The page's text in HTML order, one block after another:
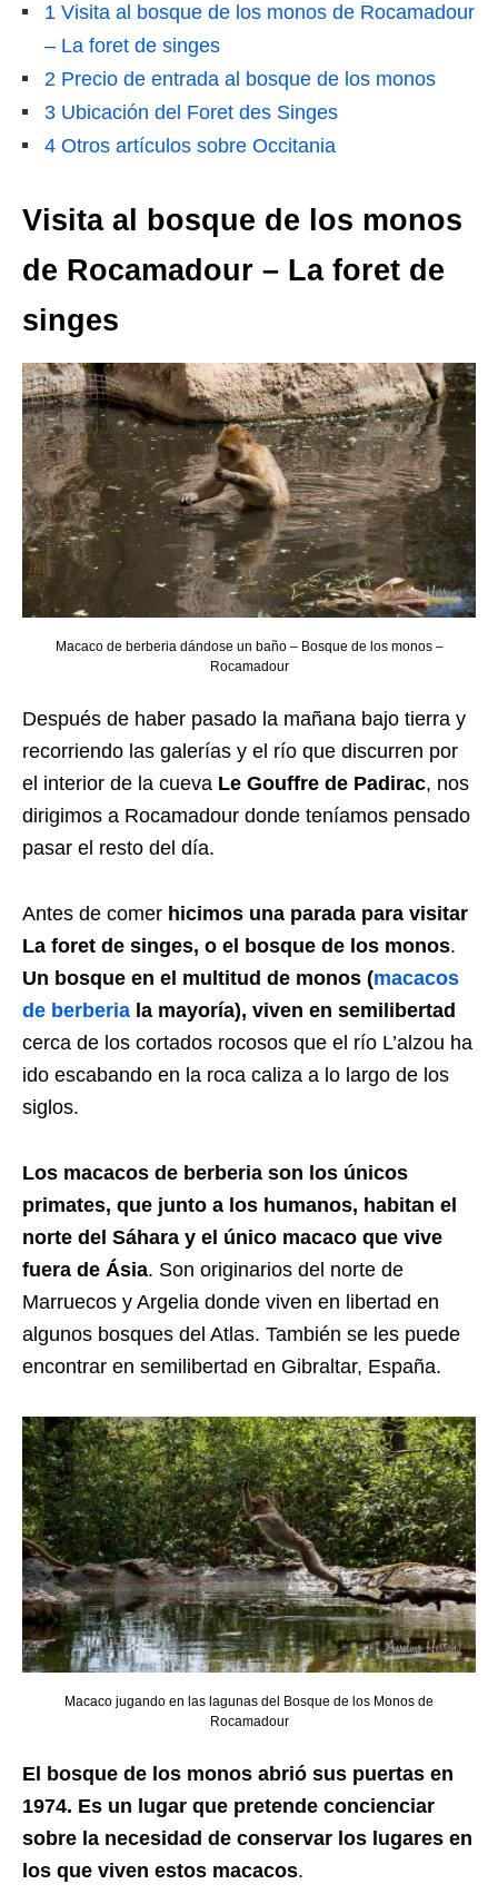
1 Visita al bosque de los monos de Rocamadour
– La foret de singes
2 Precio de entrada al bosque de los monos
3 Ubicación del Foret des Singes
4 Otros artículos sobre Occitania
Visita al bosque de los monos
de Rocamadour – La foret de
singes
Macaco de berberia dándose un baño – Bosque de los monos –
Rocamadour
Después de haber pasado la mañana bajo tierra y
recorriendo las galerías y el río que discurren por
el interior de la cueva Le Gouffre de Padirac, nos
dirigimos a Rocamadour donde teníamos pensado
pasar el resto del día.
Antes de comer hicimos una parada para visitar
La foret de singes, o el bosque de los monos.
Un bosque en el multitud de monos (macacos
de berberia la mayoría), viven en semilibertad
cerca de los cortados rocosos que el río L’alzou ha
ido escabando en la roca caliza a lo largo de los
siglos.
Los macacos de berberia son los únicos
primates, que junto a los humanos, habitan el
norte del Sáhara y el único macaco que vive
fuera de Ásia. Son originarios del norte de
Marruecos y Argelia donde viven en libertad en
algunos bosques del Atlas. También se les puede
encontrar en semilibertad en Gibraltar, España.
Macaco jugando en las lagunas del Bosque de los Monos de
Rocamadour
El bosque de los monos abrió sus puertas en
1974. Es un lugar que pretende concienciar
sobre la necesidad de conservar los lugares en
los que viven estos macacos.